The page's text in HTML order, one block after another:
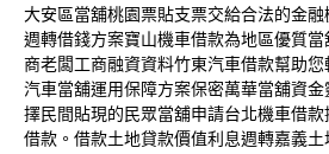
大安區當舖桃園票貼支票交給合法的金
週轉借錢方案寶山機車借款為地區優質當
商老闆工商融資資料竹東汽車借款幫助您
汽車當舖運用保障方案保密萬華當舖資金
擇民間貼現的民眾當舖申請台北機車借款
借款。借款土地貸款價值利息週轉嘉義土